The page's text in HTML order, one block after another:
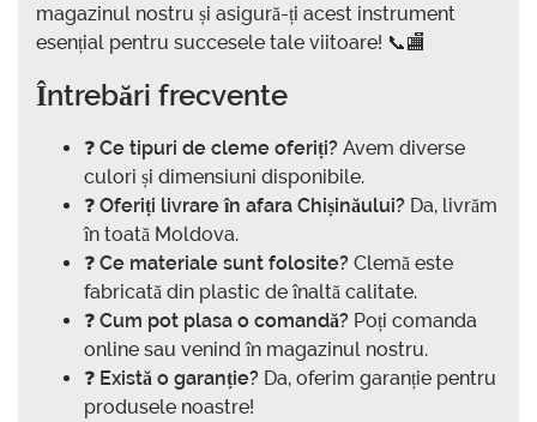
magazinul nostru și asigură-ți acest instrument
esențial pentru succesele tale viitoare! 📞🏬
Întrebări frecvente
❓ Ce tipuri de cleme oferiți? Avem diverse
culori și dimensiuni disponibile.
❓ Oferiți livrare în afara Chișinăului? Da, livrăm
în toată Moldova.
❓ Ce materiale sunt folosite? Clemă este
fabricată din plastic de înaltă calitate.
❓ Cum pot plasa o comandă? Poți comanda
online sau venind în magazinul nostru.
❓ Există o garanție? Da, oferim garanție pentru
produsele noastre!